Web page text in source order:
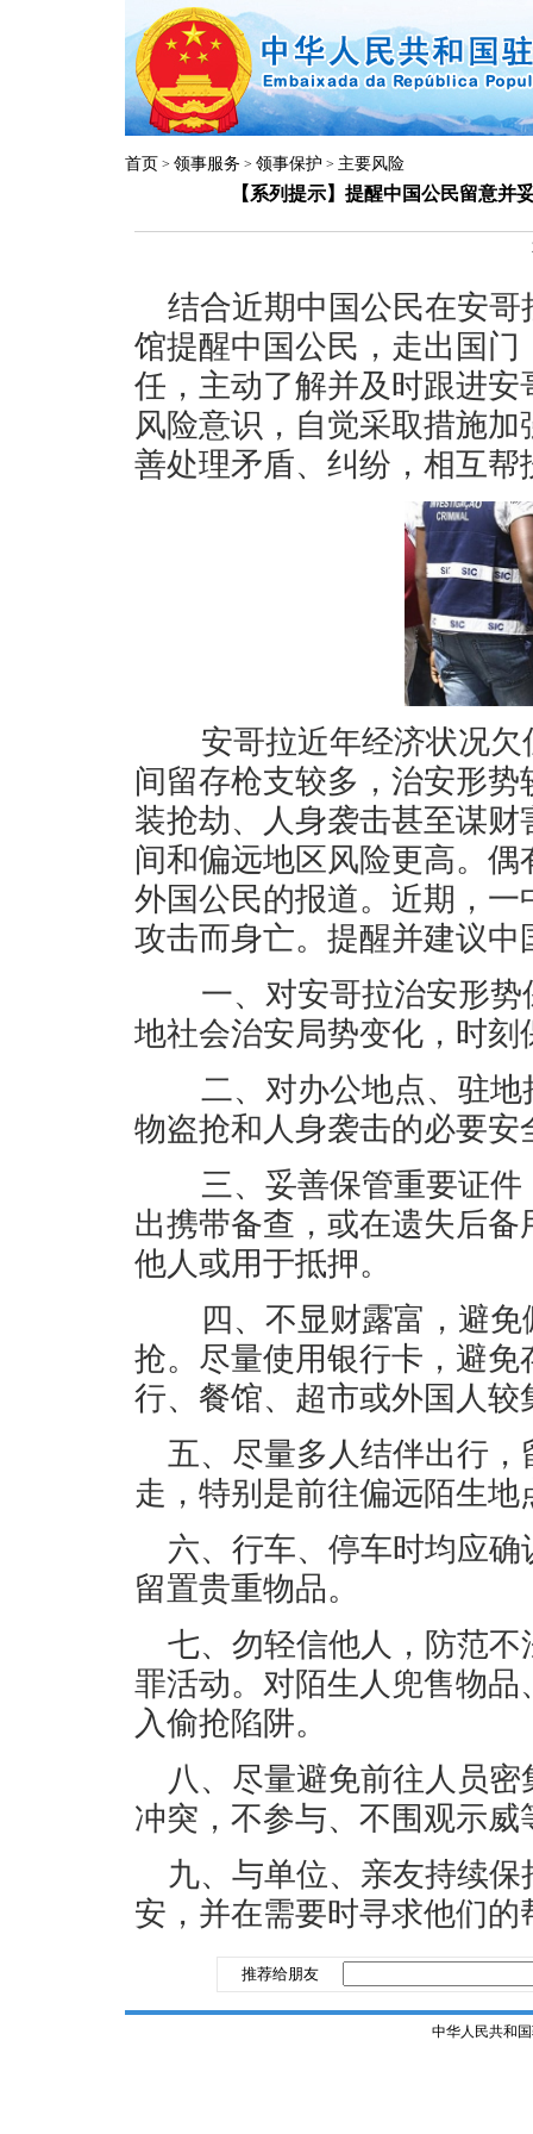
首页 > 领事服务 > 领事保护 > 主要风险
【系列提示】提醒中国公民留意并
结合近期中国公民在安
馆提醒中国公民，走出国
任，主动了解并及时跟进
风险意识，自觉采取措施
善处理矛盾、纠纷，相互帮
安哥拉近年经济状况欠
间留存枪支较多，治安形
装抢劫、人身袭击甚至谋
间和偏远地区风险更高。
外国公民的报道。近期，
攻击而身亡。提醒并建议中
一、对安哥拉治安形势
地社会治安局势变化，时
二、对办公地点、驻地
物盗抢和人身袭击的必要安
三、妥善保管重要证件
出携带备查，或在遗失后
他人或用于抵押。
四、不显财露富，避免
抢。尽量使用银行卡，避
行、餐馆、超市或外国人
五、尽量多人结伴出行
走，特别是前往偏远陌生
六、行车、停车时均应
留置贵重物品。
七、勿轻信他人，防范
罪活动。对陌生人兜售物
入偷抢陷阱。
八、尽量避免前往人员
冲突，不参与、不围观示
九、与单位、亲友持续
安，并在需要时寻求他们的
推荐给朋友
中华人民共和